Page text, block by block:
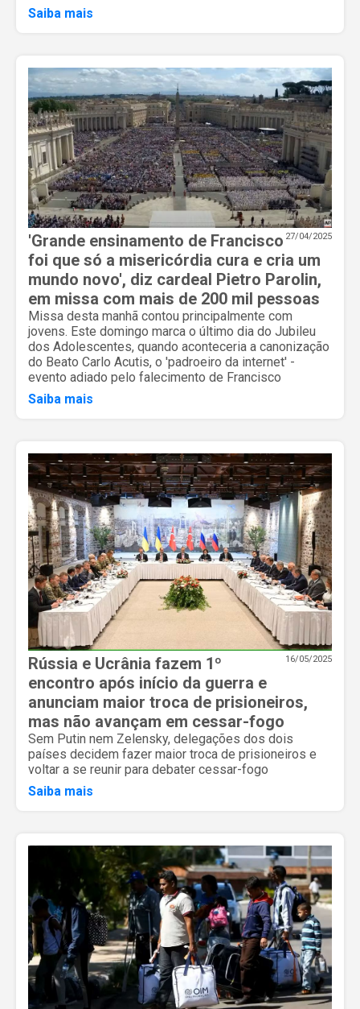
Saiba mais
27/04/2025
'Grande ensinamento de Francisco
foi que só a misericórdia cura e cria um
mundo novo', diz cardeal Pietro Parolin,
em missa com mais de 200 mil pessoas
Missa desta manhã contou principalmente com
jovens. Este domingo marca o último dia do Jubileu
dos Adolescentes, quando aconteceria a canonização
do Beato Carlo Acutis, o 'padroeiro da internet' -
evento adiado pelo falecimento de Francisco
Saiba mais
16/05/2025
Rússia e Ucrânia fazem 1º
encontro após início da guerra e
anunciam maior troca de prisioneiros,
mas não avançam em cessar-fogo
Sem Putin nem Zelensky, delegações dos dois
países decidem fazer maior troca de prisioneiros e
voltar a se reunir para debater cessar-fogo
Saiba mais